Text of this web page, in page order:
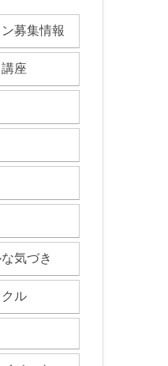
募集情報
座
気づき
ル